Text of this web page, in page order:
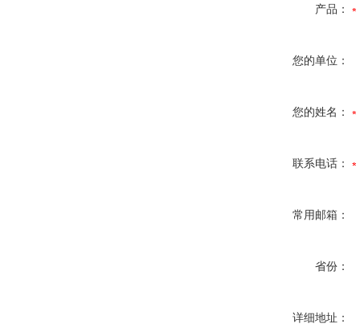
产品：
您的单位：
您的姓名：
联系电话：
常用邮箱：
省份：
详细地址：